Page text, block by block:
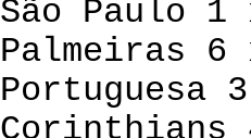
Paulo
6